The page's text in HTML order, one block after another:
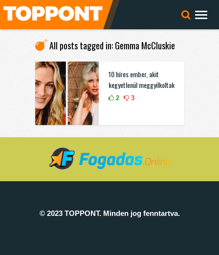
All posts tagged in: Gemma McCluskie
10 híres ember, akit
kegyetlenül meggyilkoltak
2 3
© 2023 TOPPONT. Minden jog fenntartva.